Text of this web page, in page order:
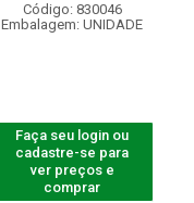
Código: 830046
Embalagem: UNIDADE
Faça seu login ou
cadastre-se para
ver preços e
comprar